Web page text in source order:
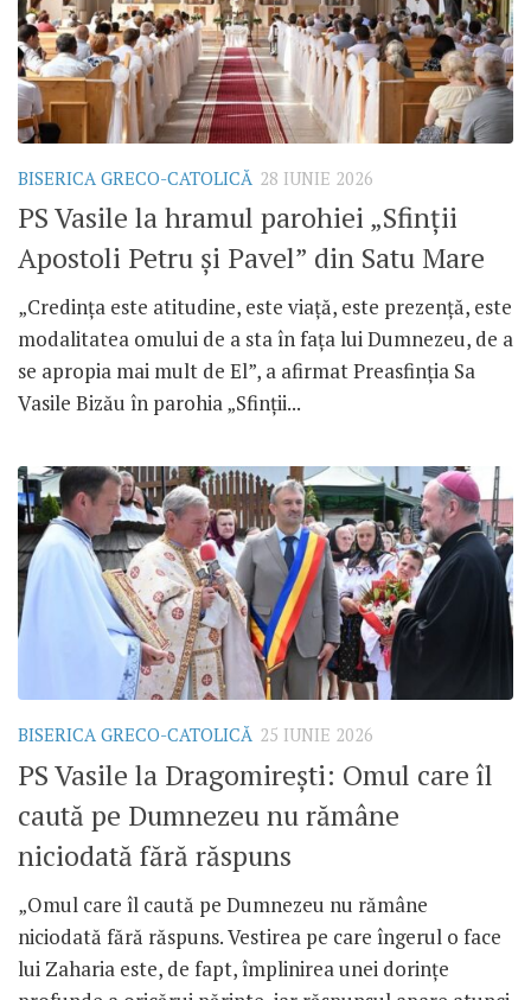
BISERICA GRECO-CATOLICĂ 28 IUNIE 2026
PS Vasile la hramul parohiei „Sfinții
Apostoli Petru și Pavel” din Satu Mare
„Credința este atitudine, este viață, este prezență, este
modalitatea omului de a sta în fața lui Dumnezeu, de a
se apropia mai mult de El”, a afirmat Preasfinția Sa
Vasile Bizău în parohia „Sfinții...
BISERICA GRECO-CATOLICĂ 25 IUNIE 2026
PS Vasile la Dragomirești: Omul care îl
caută pe Dumnezeu nu rămâne
niciodată fără răspuns
„Omul care îl caută pe Dumnezeu nu rămâne
niciodată fără răspuns. Vestirea pe care îngerul o face
lui Zaharia este, de fapt, împlinirea unei dorințe